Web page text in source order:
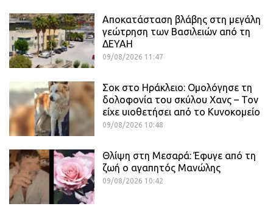
Αποκατάσταση βλάβης στη μεγάλη
γεώτρηση των Βασιλειών από τη
ΔΕΥΑΗ
09/08/2026 11:47
Σοκ στο Ηράκλειο: Ομολόγησε τη
δολοφονία του σκύλου Χανς – Τον
είχε υιοθετήσει από το Κυνοκομείο
09/08/2026 10:48
Θλίψη στη Μεσαρά: Έφυγε από τη
ζωή ο αγαπητός Μανώλης
09/08/2026 10:42